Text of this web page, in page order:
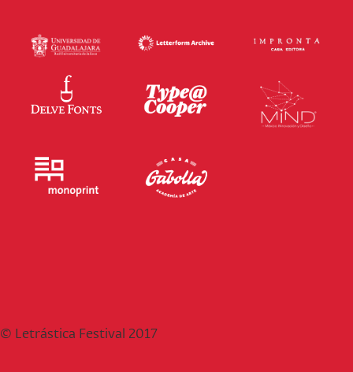
© Letrástica Festival 2017